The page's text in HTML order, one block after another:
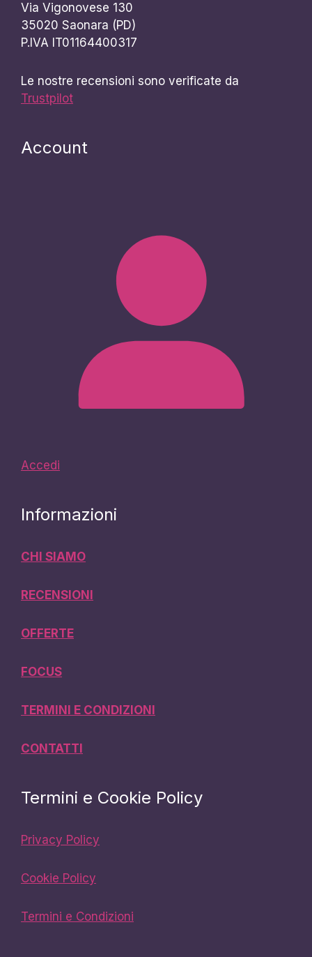
Via Vigonovese 130
35020 Saonara (PD)
P.IVA IT01164400317
Le nostre recensioni sono verificate da
Trustpilot
Account
Accedi
Informazioni
CHI SIAMO
RECENSIONI
OFFERTE
FOCUS
TERMINI E CONDIZIONI
CONTATTI
Termini e Cookie Policy
Privacy Policy
Cookie Policy
Termini e Condizioni